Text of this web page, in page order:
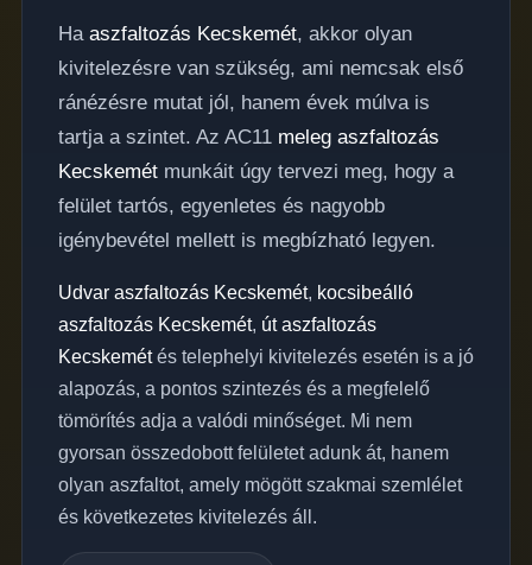
Ha aszfaltozás Kecskemét, akkor olyan
kivitelezésre van szükség, ami nemcsak első
ránézésre mutat jól, hanem évek múlva is
tartja a szintet. Az AC11 meleg aszfaltozás
Kecskemétmunkáit úgy tervezi meg, hogy a
felület tartós, egyenletes és nagyobb
igénybevétel mellett is megbízható legyen.
Udvar aszfaltozás Kecskemét, kocsibeálló
aszfaltozás Kecskemét, út aszfaltozás
Kecskemétés telephelyi kivitelezés esetén is a jó
alapozás, a pontos szintezés és a megfelelő
tömörítés adja a valódi minőséget. Mi nem
gyorsan összedobott felületet adunk át, hanem
olyan aszfaltot, amely mögött szakmai szemlélet
és következetes kivitelezés áll.